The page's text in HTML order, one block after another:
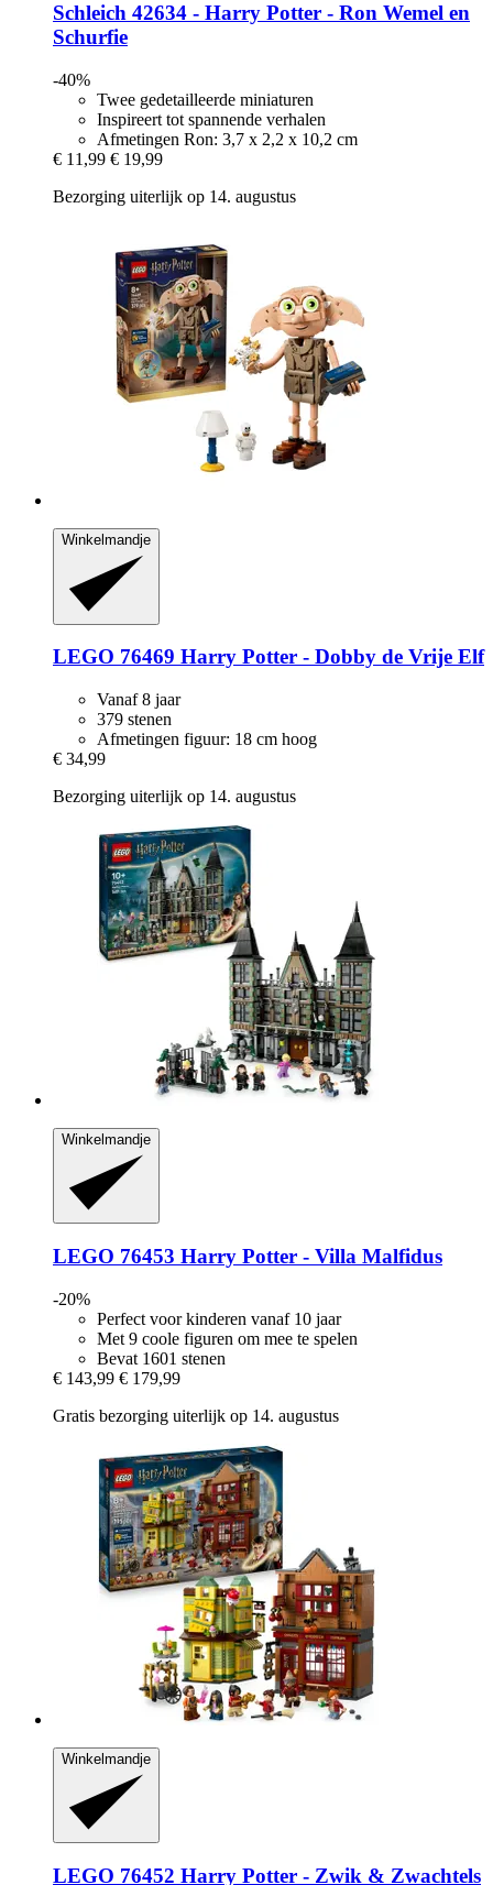
Schleich 42634 -​ Harry Potter -​ Ron Wemel en
Schurfie
-40%
Twee gedetailleerde miniaturen
Inspireert tot spannende verhalen
Afmetingen Ron: 3,7 x 2,2 x 10,2 cm
€ 11,99 € 19,99
Bezorging uiterlijk op 14. augustus
Winkelmandje
LEGO 76469 Harry Potter -​ Dobby de Vrije Elf
Vanaf 8 jaar
379 stenen
Afmetingen figuur: 18 cm hoog
€ 34,99
Bezorging uiterlijk op 14. augustus
Winkelmandje
LEGO 76453 Harry Potter -​ Villa Malfidus
-20%
Perfect voor kinderen vanaf 10 jaar
Met 9 coole figuren om mee te spelen
Bevat 1601 stenen
€ 143,99 € 179,99
Gratis bezorging uiterlijk op 14. augustus
Winkelmandje
LEGO 76452 Harry Potter -​ Zwik & Zwachtels